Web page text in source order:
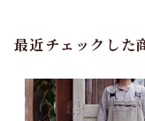
最近チェックした